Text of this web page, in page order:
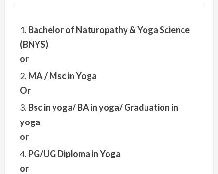
Bachelor of Naturopathy & Yoga Science
(BNYS)
or
MA / Msc in Yoga
Or
Bsc in yoga/ BA in yoga/ Graduation in
yoga
or
PG/UG Diploma in Yoga
or